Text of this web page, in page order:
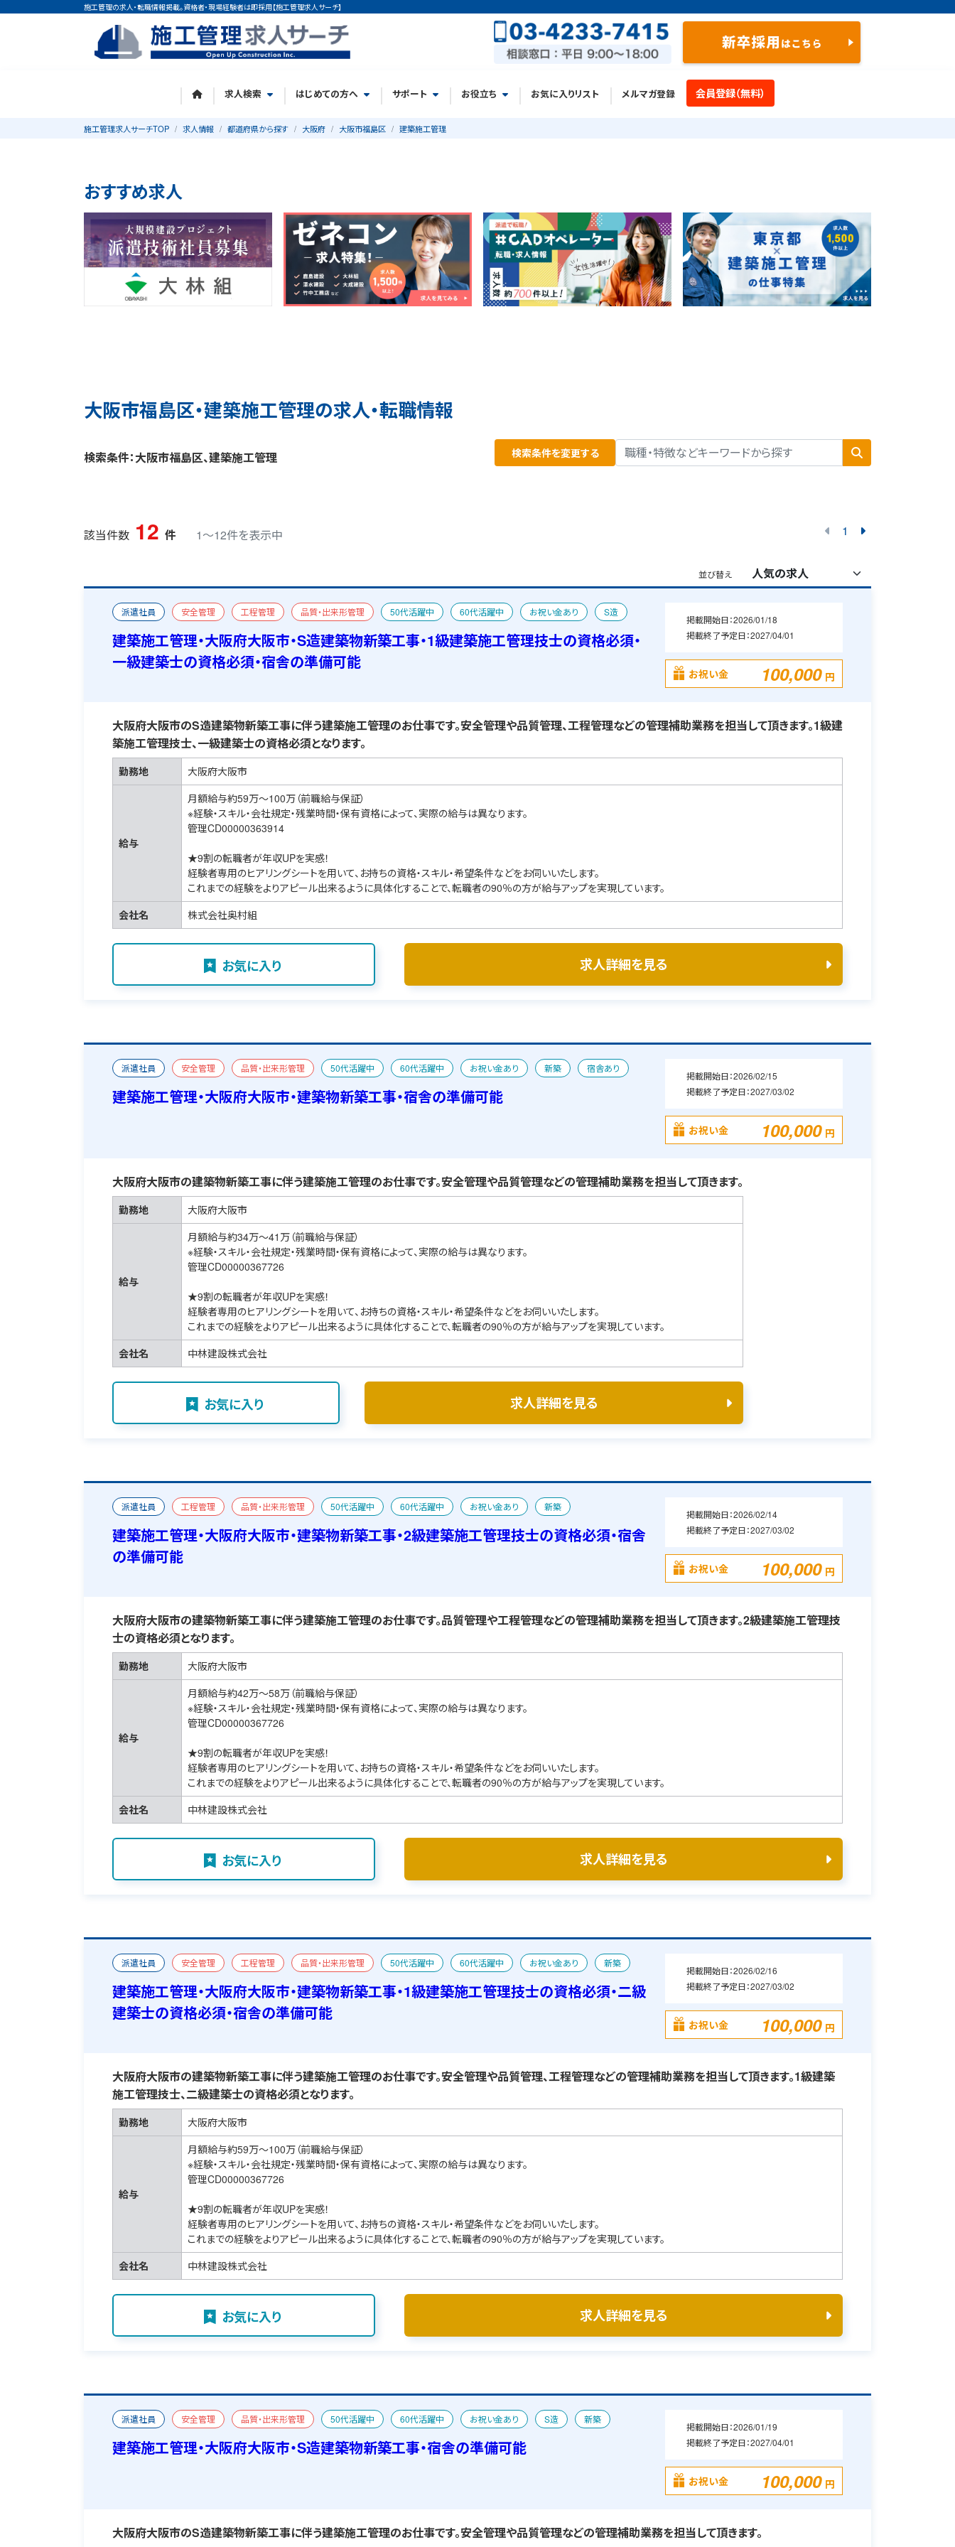
施工管理の求人・転職情報掲載。資格者・現場経験者は即採用【施工管理求人サーチ】
求人検索 はじめての方へ サポート お役立ち お気に入りリスト メルマガ登録 会員登録（無料）
施工管理求人サーチTOP 求人情報 都道府県から探す 大阪府 大阪市福島区 建築施工管理
おすすめ求人
大阪市福島区・建築施工管理の求人・転職情報
検索条件：大阪市福島区、建築施工管理 検索条件を変更する
該当件数 12 件 1〜12件を表示中 1
並び替え
派遣社員 安全管理 工程管理 品質・出来形管理 50代活躍中 60代活躍中 お祝い金あり
S造
新築
一級建築施工管理技士 一級建築士 宿舎あり
建築施工管理・大阪府大阪市・S造建築物新築工事・1級建築施工管理技士の資格必須・
一級建築士の資格必須・宿舎の準備可能
掲載開始日：2026/01/18
掲載終了予定日：2027/04/01
お祝い金 100,000 円
大阪府大阪市のS造建築物新築工事に伴う建築施工管理のお仕事です。安全管理や品質管理、工程管理などの管理補助業務を担当して頂きます。1級建
築施工管理技士、一級建築士の資格必須となります。
勤務地 大阪府大阪市
給与
月額給与約59万～100万（前職給与保証）
※経験・スキル・会社規定・残業時間・保有資格によって、実際の給与は異なります。
管理CD00000363914
★9割の転職者が年収UPを実感！
経験者専用のヒアリングシートを用いて、お持ちの資格・スキル・希望条件などをお伺いいたします。
これまでの経験をよりアピール出来るように具体化することで、転職者の90％の方が給与アップを実現しています。
会社名
株式会社奥村組
お気に入り 求人詳細を見る
派遣社員 安全管理 品質・出来形管理 50代活躍中 60代活躍中 お祝い金あり 新築 宿舎あり
建築施工管理・大阪府大阪市・建築物新築工事・宿舎の準備可能
掲載開始日：2026/02/15
掲載終了予定日：2027/03/02
お祝い金 100,000 円
大阪府大阪市の建築物新築工事に伴う建築施工管理のお仕事です。安全管理や品質管理などの管理補助業務を担当して頂きます。
勤務地 大阪府大阪市
給与
月額給与約34万～41万（前職給与保証）
※経験・スキル・会社規定・残業時間・保有資格によって、実際の給与は異なります。
管理CD00000367726
★9割の転職者が年収UPを実感！
経験者専用のヒアリングシートを用いて、お持ちの資格・スキル・希望条件などをお伺いいたします。
これまでの経験をよりアピール出来るように具体化することで、転職者の90％の方が給与アップを実現しています。
会社名
中林建設株式会社
お気に入り 求人詳細を見る
派遣社員 工程管理 品質・出来形管理 50代活躍中 60代活躍中 お祝い金あり
新築
二級建築施工管理技士
宿舎あり
建築施工管理・大阪府大阪市・建築物新築工事・2級建築施工管理技士の資格必須・宿舎
の準備可能
掲載開始日：2026/02/14
掲載終了予定日：2027/03/02
お祝い金 100,000 円
大阪府大阪市の建築物新築工事に伴う建築施工管理のお仕事です。品質管理や工程管理などの管理補助業務を担当して頂きます。2級建築施工管理技
士の資格必須となります。
勤務地 大阪府大阪市
給与
月額給与約42万～58万（前職給与保証）
※経験・スキル・会社規定・残業時間・保有資格によって、実際の給与は異なります。
管理CD00000367726
★9割の転職者が年収UPを実感！
経験者専用のヒアリングシートを用いて、お持ちの資格・スキル・希望条件などをお伺いいたします。
これまでの経験をよりアピール出来るように具体化することで、転職者の90％の方が給与アップを実現しています。
会社名
中林建設株式会社
お気に入り 求人詳細を見る
派遣社員 安全管理 工程管理 品質・出来形管理 50代活躍中 60代活躍中 お祝い金あり
新築
一級建築施工管理技士
二級建築士 宿舎あり
建築施工管理・大阪府大阪市・建築物新築工事・1級建築施工管理技士の資格必須・二級
建築士の資格必須・宿舎の準備可能
掲載開始日：2026/02/16
掲載終了予定日：2027/03/02
お祝い金 100,000 円
大阪府大阪市の建築物新築工事に伴う建築施工管理のお仕事です。安全管理や品質管理、工程管理などの管理補助業務を担当して頂きます。1級建築
施工管理技士、二級建築士の資格必須となります。
勤務地 大阪府大阪市
給与
月額給与約59万～100万（前職給与保証）
※経験・スキル・会社規定・残業時間・保有資格によって、実際の給与は異なります。
管理CD00000367726
★9割の転職者が年収UPを実感！
経験者専用のヒアリングシートを用いて、お持ちの資格・スキル・希望条件などをお伺いいたします。
これまでの経験をよりアピール出来るように具体化することで、転職者の90％の方が給与アップを実現しています。
会社名
中林建設株式会社
お気に入り 求人詳細を見る
派遣社員 安全管理 品質・出来形管理 50代活躍中 60代活躍中 お祝い金あり S造
新築
宿舎あり
建築施工管理・大阪府大阪市・S造建築物新築工事・宿舎の準備可能
掲載開始日：2026/01/19
掲載終了予定日：2027/04/01
お祝い金 100,000 円
大阪府大阪市のS造建築物新築工事に伴う建築施工管理のお仕事です。安全管理や品質管理などの管理補助業務を担当して頂きます。